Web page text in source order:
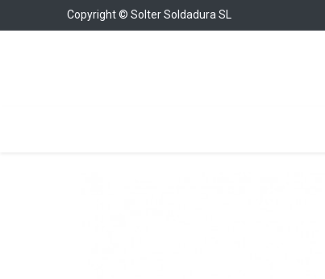
Copyright © Solter Soldadura SL